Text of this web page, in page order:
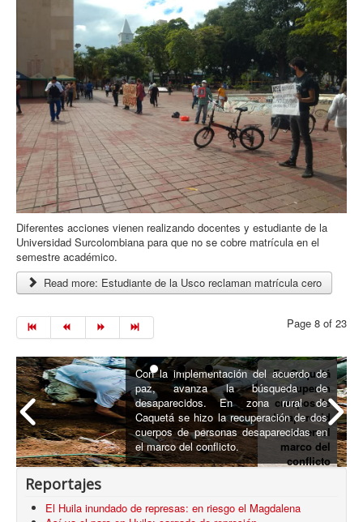
Diferentes acciones vienen realizando docentes y estudiante de la
Universidad Surcolombiana para que no se cobre matrícula en el
semestre académico.
Read more: Estudiante de la Usco reclaman matrícula cero
Page 8 of 23
Queman
casas
sagradas del
pueblo
Kankuamo
El domingo 12 en hora de la madruga,
fueron incineradas las viviendas
ancestrales del pueblo Kankuama de La
Mina en el departamento de Cesar.
Reportajes
El Huila inundado de represas: en riesgo el Magdalena